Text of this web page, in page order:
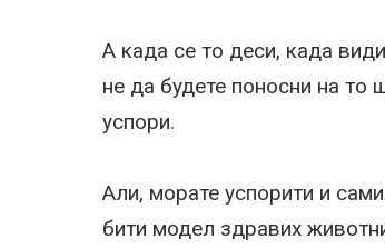
А када се то деси, када
не да будете поносни на то
успори.
Али, морате успорити и
бити модел здравих